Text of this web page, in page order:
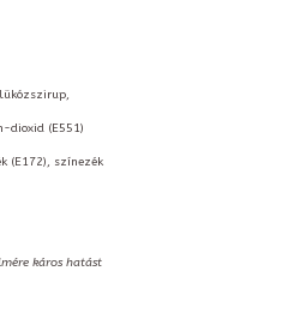
dioxid (E551)
(E172), színezék
káros hatást